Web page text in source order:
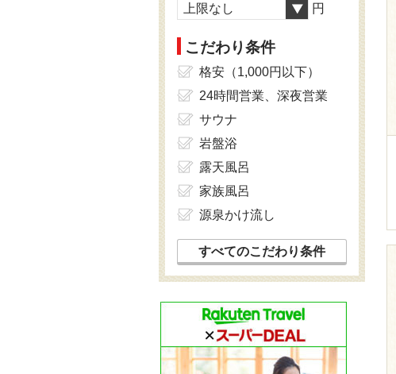
上限なし 円
こだわり条件
格安（1,000円以下）
24時間営業、深夜営業
サウナ
岩盤浴
露天風呂
家族風呂
源泉かけ流し
すべてのこだわり条件